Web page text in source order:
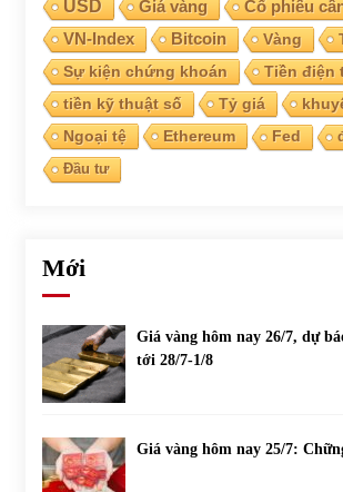
USD Giá vàng Cổ phiếu
VN-Index Bitcoin Vàng
Sự kiện chứng khoán
Tiền điện
tiền kỹ thuật số
Tỷ giá
Ngoại tệ
Ethereum Fed
Đầu tư
Mới
Giá vàng hôm nay 26/7, dự
tới 28/7-1/8
Giá vàng hôm nay 25/7: